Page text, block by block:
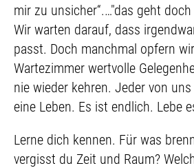
mir zu unsicher“.…"das geht
Wir warten darauf, dass
passt. Doch manchmal opfern
Wartezimmer wertvolle
nie wieder kehren. Jeder von
eine Leben. Es ist endlich. Lebe
Lerne dich kennen. Für was
vergisst du Zeit und Raum?